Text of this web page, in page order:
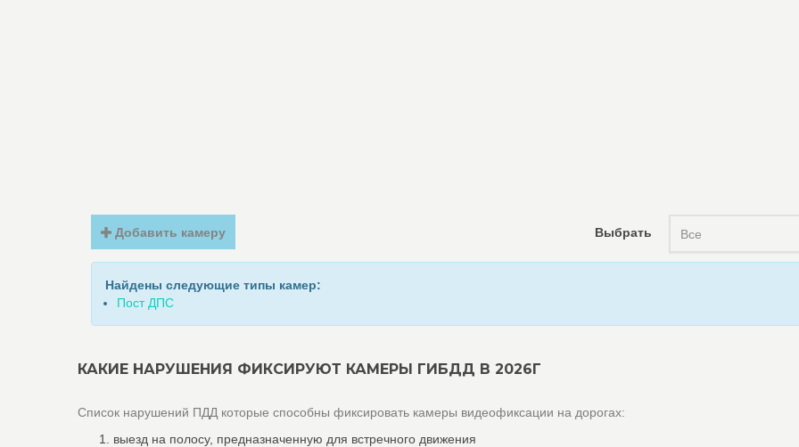
Добавить камеру Выбрать Все
Найдены следующие типы камер:
Пост ДПС
КАКИЕ НАРУШЕНИЯ ФИКСИРУЮТ КАМЕРЫ ГИБДД В 2026Г
Список нарушений ПДД которые способны фиксировать камеры видеофиксации на дорогах:
выезд на полосу, предназначенную для встречного движения